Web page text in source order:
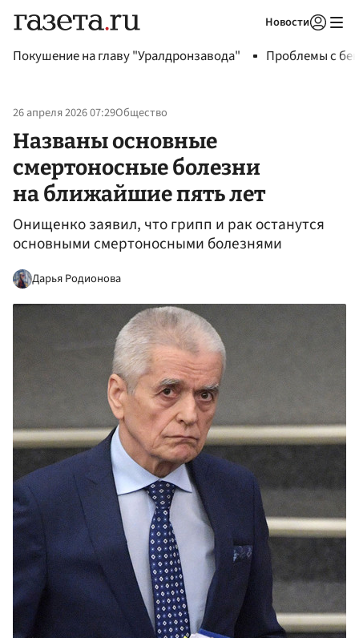
Новости
Покушение на главу "Уралдронзавода" Проблемы с
26 апреля 2026 07:29Общество
Названы основные
смертоносные болезни
на ближайшие пять лет
Онищенко заявил, что грипп и рак останутся
основными смертоносными болезнями
Дарья Родионова